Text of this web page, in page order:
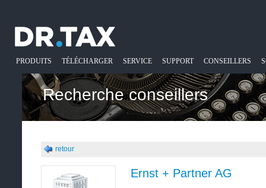
PRODUITS TÉLÉCHARGER SERVICE SUPPORT CONSEILLERS
Recherche conseillers
retour
Ernst + Partner AG